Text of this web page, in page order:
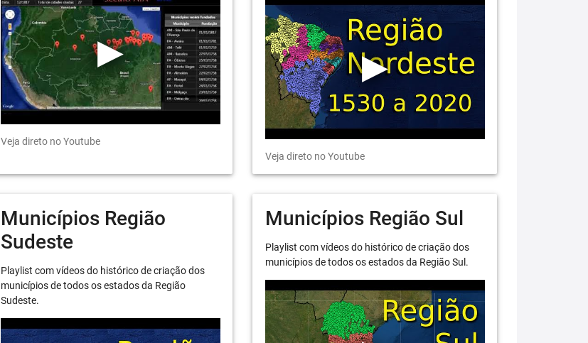
Veja direto no Youtube
Veja direto no Youtube
Municípios Região
Sudeste
Playlist com vídeos do histórico de criação dos
municípios de todos os estados da Região
Sudeste.
Municípios Região Sul
Playlist com vídeos do histórico de criação dos
municípios de todos os estados da Região Sul.